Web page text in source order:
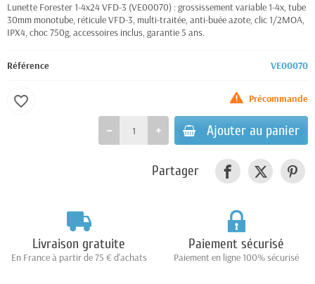
Lunette Forester 1-4x24 VFD-3 (VE00070) : grossissement variable 1-4x, tube
30mm monotube, réticule VFD-3, multi-traitée, anti-buée azote, clic 1/2MOA,
IPX4, choc 750g, accessoires inclus, garantie 5 ans.
Référence VE00070
Précommande
Ajouter au panier
favorite_border
Partager
Livraison gratuite
En France à partir de 75 € d'achats
Paiement sécurisé
Paiement en ligne 100% sécurisé